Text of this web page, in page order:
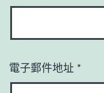
電子郵件地址 *